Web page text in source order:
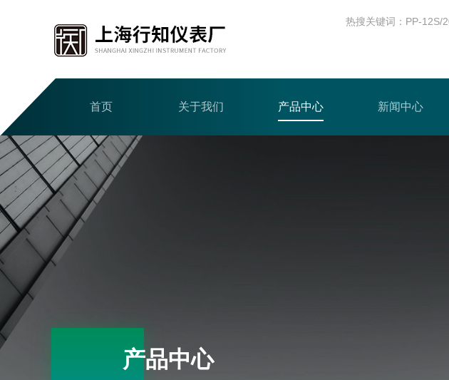
热搜关键词：
首页 关于我们 产品中心 新闻中心
产品中心